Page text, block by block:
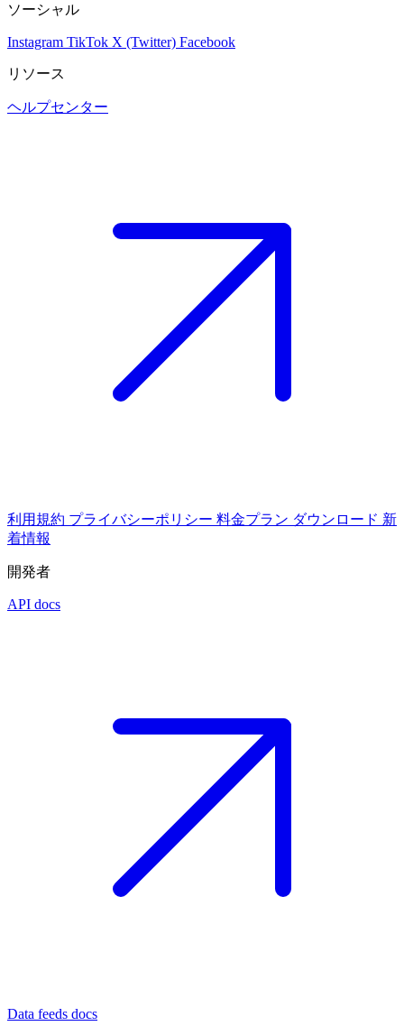
ソーシャル
Instagram TikTok X (Twitter) Facebook
リソース
ヘルプセンター
利用規約 プライバシーポリシー 料金プラン ダウンロード 新
着情報
開発者
API docs
Data feeds docs